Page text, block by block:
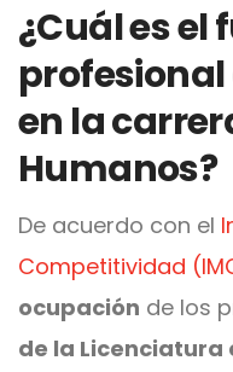
¿Cuál es el
profesional
en la
Humanos?
De acuerdo con el
Competitividad
ocupación de los
de la Licenciatura